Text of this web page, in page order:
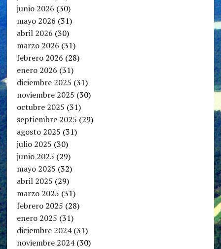
junio 2026 (30)
mayo 2026 (31)
abril 2026 (30)
marzo 2026 (31)
febrero 2026 (28)
enero 2026 (31)
diciembre 2025 (31)
noviembre 2025 (30)
octubre 2025 (31)
septiembre 2025 (29)
agosto 2025 (31)
julio 2025 (30)
junio 2025 (29)
mayo 2025 (32)
abril 2025 (29)
marzo 2025 (31)
febrero 2025 (28)
enero 2025 (31)
diciembre 2024(31)
noviembre 2024(30)